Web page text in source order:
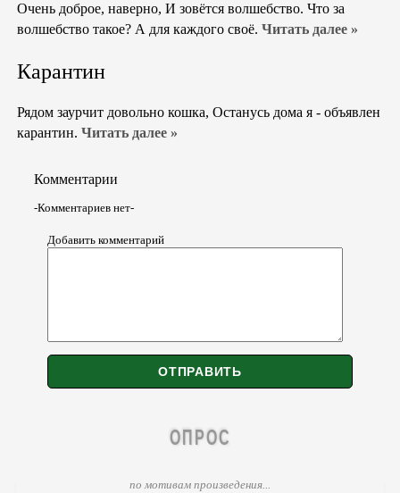
Очень доброе, наверно, И зовётся волшебство. Что за
волшебство такое? А для каждого своё. Читать далее »
Карантин
Рядом заурчит довольно кошка, Останусь дома я - объявлен
карантин. Читать далее »
Комментарии
-Комментариев нет-
Добавить комментарий
ОПРОС
по мотивам произведения...